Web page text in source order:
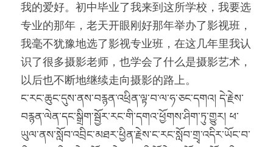
红河普春村馆
「澜湄之眼」东南亚影像交流平台
「北门回望」现代遇见乡土对话系列
我的爱好。初中毕业了我来到这所学校，我要选
专业的那年，老天开眼刚好那年举办了影视班，
我毫不犹豫地选了影视专业班，在这几年里我认
识了很多摄影老师，也学会了什么是摄影艺术，
以后也不断地继续走向摄影的路上。
ང་རང་ཆུང་དུས་ནས་བརྙན་འཕྲིན་ལྟ་བ་ལ་ཧ་ཅང་དགའ། དེ་རྗེས་
བརྙན་ལེན་དང་སྒྲིག་སྦྱོར་རང་གི་དགའ་ཕྱོགས་ཤིག་ཏུ་གྱུར། ཕ་
ཡུལ་ནས་སློབ་འབྲིང་མཐར་ཕྱིན་རྗེས་ང་རང་སློབ་གྲྭ་འདིར་ཡོང་བ་